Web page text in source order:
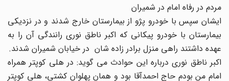
مردم در رفاه امام در شمیران
ایشان سپس با خودرو پژو از بیمارستان خارج شدند و در نزدیکی
بیمارستان با خودرو پیکانی که اکبر ناطق نوری رانندگی آن را به
عهده داشتند راهی منزل برادر زاده شان در خیابان شمیران شدند.
اکبر ناطق نوری درباره این حوادث می گوید: در هلى کوپتر همراه‌
امام من بودم حاج احمدآقا بود و همان پهلوان کشتى، هلى کوپتر